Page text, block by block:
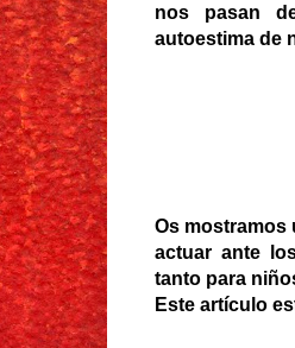
nos pasan
autoestima de
Os mostramos
actuar ante
tanto para
Este artículo